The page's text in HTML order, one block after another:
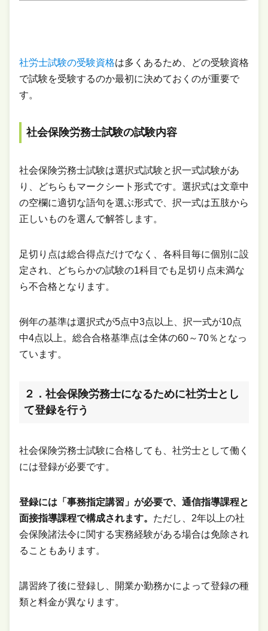
社労士試験の受験資格は多くあるため、どの受験資格
で試験を受験するのか最初に決めておくのが重要で
す。
社会保険労務士試験の試験内容
社会保険労務士試験は選択式試験と択一式試験があ
り、どちらもマークシート形式です。選択式は文章中
の空欄に適切な語句を選ぶ形式で、択一式は五肢から
正しいものを選んで解答します。
足切り点は総合得点だけでなく、各科目毎に個別に設
定され、どちらかの試験の1科目でも足切り点未満な
ら不合格となります。
例年の基準は選択式が5点中3点以上、択一式が10点
中4点以上。総合合格基準点は全体の60～70％となっ
ています。
２．社会保険労務士になるために社労士とし
て登録を行う
社会保険労務士試験に合格しても、社労士として働く
には登録が必要です。
登録には「事務指定講習」が必要で、通信指導課程と
面接指導課程で構成されます。 ただし、2年以上の社
会保険諸法令に関する実務経験がある場合は免除され
ることもあります。
講習終了後に登録し、開業か勤務かによって登録の種
類と料金が異なります。